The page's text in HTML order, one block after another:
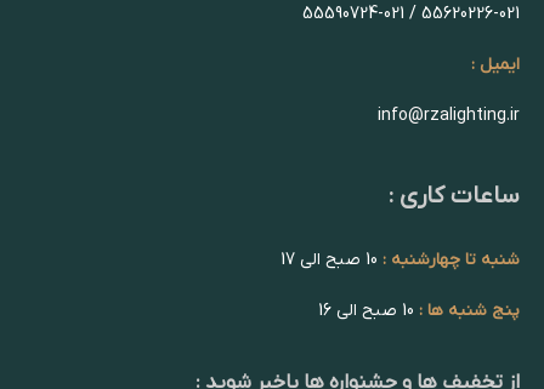
55620226-021 / 55590724-021
ایمیل :
info@rzalighting.ir
ساعات کاری :
شنبه تا چهارشنبه :
پنج شنبه ها :
از تخفیف ها و جشنواره ها باخبر شوید :